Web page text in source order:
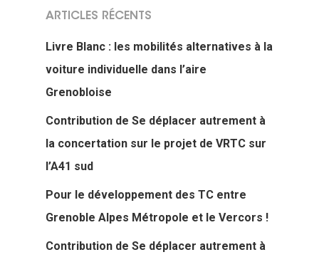
ARTICLES RÉCENTS
Livre Blanc : les mobilités alternatives à la
voiture individuelle dans l’aire
Grenobloise
Contribution de Se déplacer autrement à
la concertation sur le projet de VRTC sur
l’A41 sud
Pour le développement des TC entre
Grenoble Alpes Métropole et le Vercors !
Contribution de Se déplacer autrement à